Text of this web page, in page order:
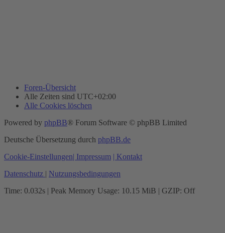
Foren-Übersicht
Alle Zeiten sind UTC+02:00
Alle Cookies löschen
Powered by phpBB® Forum Software © phpBB Limited
Deutsche Übersetzung durch phpBB.de
Cookie-Einstellungen| Impressum | Kontakt
Datenschutz | Nutzungsbedingungen
Time: 0.032s | Peak Memory Usage: 10.15 MiB | GZIP: Off